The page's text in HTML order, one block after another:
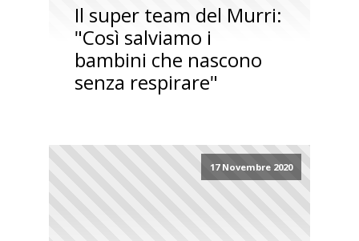
Il super team del Murri:
"Così salviamo i
bambini che nascono
senza respirare"
17 Novembre 2020